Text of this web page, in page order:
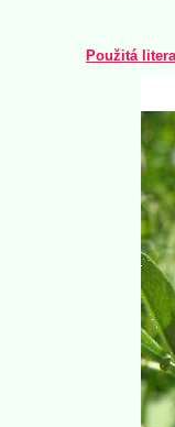
Použitá